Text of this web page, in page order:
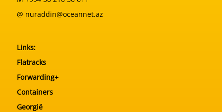
@ nuraddin@oceannet.az
Links:
Flatracks
Forwarding+
Containers
Georgië